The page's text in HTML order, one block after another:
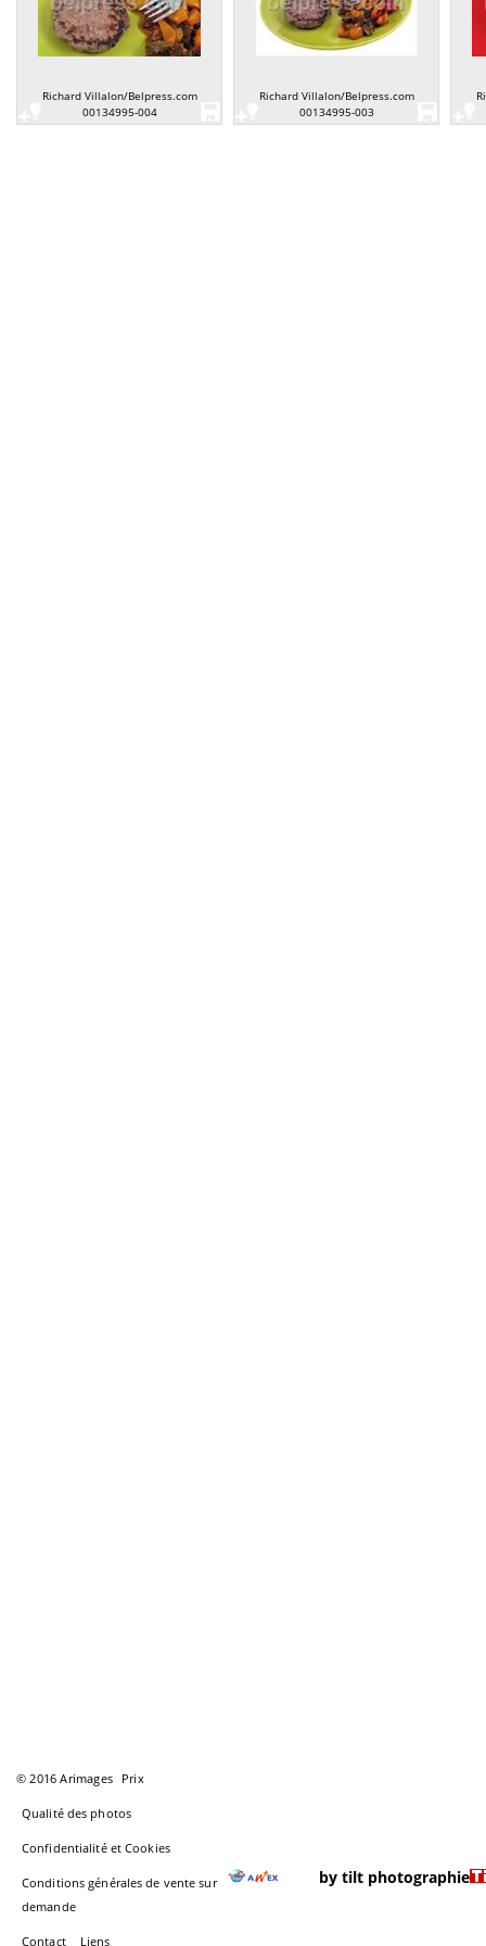
Richard Villalon/Belpress.com
00134995-004
Richard Villalon/Belpress.com
00134995-003
© 2016 Arimages Prix
Qualité des photos
Confidentialité et Cookies
Conditions générales de vente sur
demande
Contact Liens
by tilt photographie